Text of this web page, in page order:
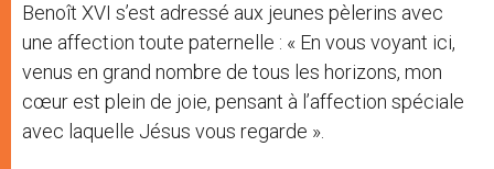
Benoît XVI s’est adressé aux jeunes pèlerins avec
une affection toute paternelle : « En vous voyant ici,
venus en grand nombre de tous les horizons, mon
cœur est plein de joie, pensant à l’affection spéciale
avec laquelle Jésus vous regarde ».